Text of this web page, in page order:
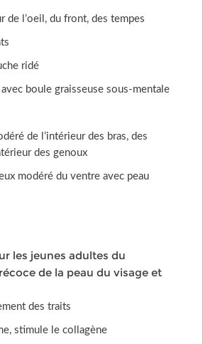
de l’oeil, du front, des tempes
ridé
boule graisseuse sous-mentale
de l’intérieur des bras, des
des genoux
modéré du ventre avec peau
les jeunes adultes du
de la peau du visage et
des traits
stimule le collagène